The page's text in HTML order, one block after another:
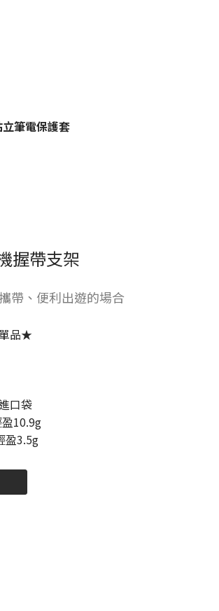
筆電保護套
握帶支架
帶、便利出遊的場合
品★
口袋
10.9g
盈3.5g